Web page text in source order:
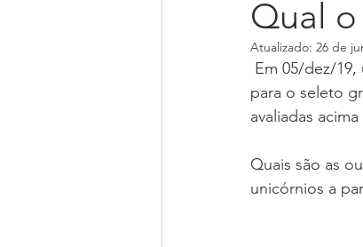
Café e Amigos Top 12
Qual
Atualizado: 26 de
para o seleto
avaliadas
Quais são as
unicórnios a